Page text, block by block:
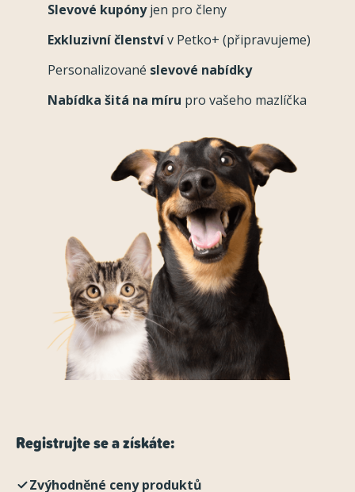
Slevové kupónyjen pro členy
Exkluzivní členstvív Petko+ (připravujeme)
Personalizované slevové nabídky
Nabídka šitá na míru pro vašeho mazlíčka
Registrujte se a získáte:
Zvýhodněné ceny produktů